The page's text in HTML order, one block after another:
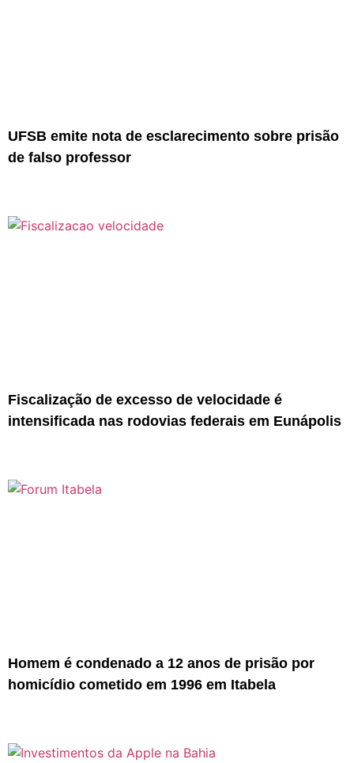
UFSB emite nota de esclarecimento sobre prisão
de falso professor
Fiscalização de excesso de velocidade é
intensificada nas rodovias federais em Eunápolis
Homem é condenado a 12 anos de prisão por
homicídio cometido em 1996 em Itabela